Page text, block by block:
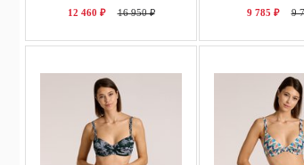
12 460 ₽ 16 950 ₽ 9 785 ₽ 9